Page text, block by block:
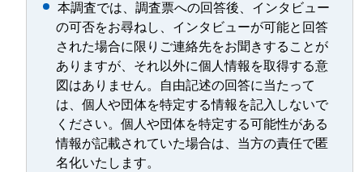
本調査では、調査票への回答後、インタビュー
の可否をお尋ねし、インタビューが可能と回答
された場合に限りご連絡先をお聞きすることが
ありますが、それ以外に個人情報を取得する意
図はありません。自由記述の回答に当たって
は、個人や団体を特定する情報を記入しないで
ください。個人や団体を特定する可能性がある
情報が記載されていた場合は、当方の責任で匿
名化いたします。